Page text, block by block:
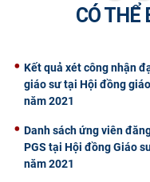
KHOA HỌC CÔNG
CỰU NGƯỜI HỌC
CÓ THỂ
Kết quả xét công nhận
giáo sư tại Hội đồng
năm 2021
Danh sách ứng viên
PGS tại Hội đồng Giáo
năm 2021